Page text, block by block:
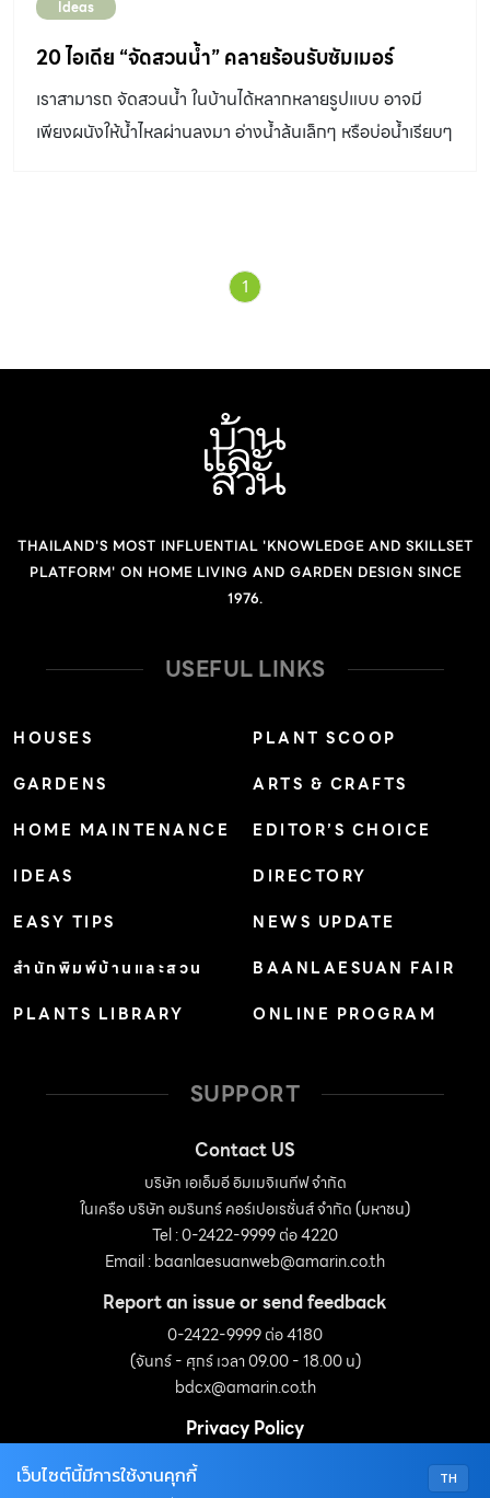
Ideas
20 ไอเดีย “จัดสวนน้ำ” คลายร้อนรับซัมเมอร์
เราสามารถ จัดสวนน้ำ ในบ้านได้หลากหลายรูปแบบ อาจมี
เพียงผนังให้น้ำไหลผ่านลงมา อ่างน้ำล้นเล็กๆ หรือบ่อน้ำเรียบๆ
1
THAILAND'S MOST INFLUENTIAL 'KNOWLEDGE AND SKILLSET
PLATFORM' ON HOME LIVING AND GARDEN DESIGN SINCE
1976.
USEFUL LINKS
HOUSES
GARDENS
HOME MAINTENANCE
IDEAS
EASY TIPS
สำนักพิมพ์บ้านและสวน
PLANTS LIBRARY
PLANT SCOOP
ARTS & CRAFTS
EDITOR’S CHOICE
DIRECTORY
NEWS UPDATE
BAANLAESUAN FAIR
ONLINE PROGRAM
SUPPORT
Contact US
บริษัท เอเอ็มอี อิมเมจิเนทีฟ จำกัด
ในเครือ บริษัท อมรินทร์ คอร์เปอเรชั่นส์ จำกัด (มหาชน)
Tel : 0-2422-9999 ต่อ 4220
Email :baanlaesuanweb@amarin.co.th
Report an issue or send feedback
0-2422-9999 ต่อ 4180
(จันทร์ - ศุกร์ เวลา 09.00 - 18.00 น)
bdcx@amarin.co.th
Privacy Policy
TH
เว็บไซต์นี้มีการใช้งานคุกกี้